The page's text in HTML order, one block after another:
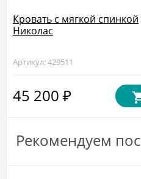
Кровать с мягкой спинкой
Николас
Артикул: 429511
45 200 ₽
Рекомендуем